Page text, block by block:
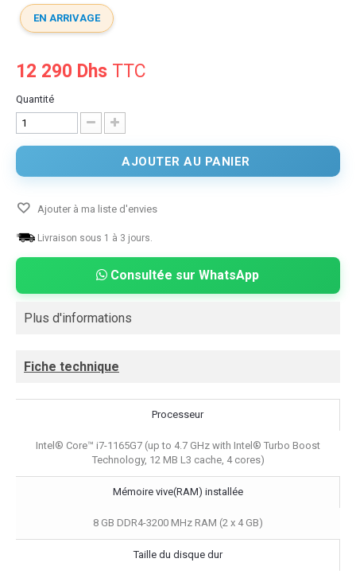
EN ARRIVAGE
12 290 Dhs TTC
Quantité
AJOUTER AU PANIER
Ajouter à ma liste d'envies
Livraison sous 1 à 3 jours.
Consultée sur WhatsApp
Plus d'informations
Fiche technique
Processeur
Intel® Core™ i7-1165G7 (up to 4.7 GHz with Intel® Turbo Boost
Technology, 12 MB L3 cache, 4 cores)
Mémoire vive(RAM) installée
8 GB DDR4-3200 MHz RAM (2 x 4 GB)
Taille du disque dur